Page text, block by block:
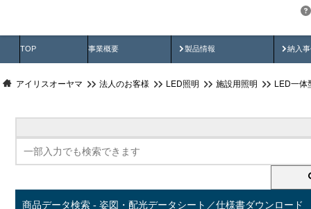
TOP 事業概要 製品情報
製品動画 納入
納
アイリスオーヤマ 法人のお客様 LED照明 施設用照明 LED一体
商品データ検索 - 姿図・配光データシート／仕様書ダウンロード